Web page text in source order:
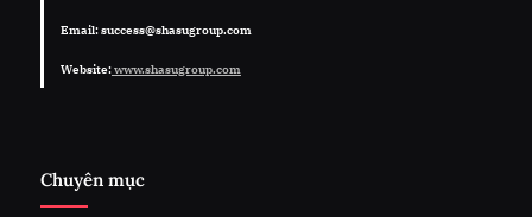
Email: success@shasugroup.com
Website:www.shasugroup.com
Chuyên mục